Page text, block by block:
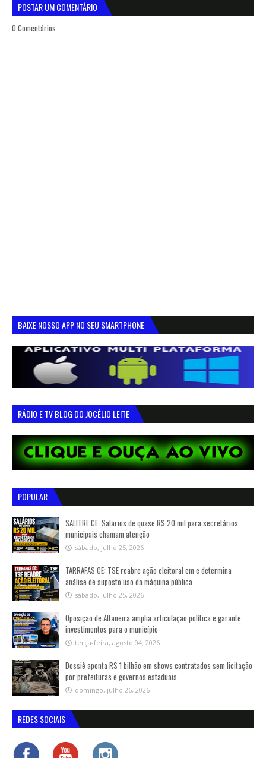
POSTAR UM COMENTÁRIO
0 Comentários
BAIXE NOSSO APP NO SEU SMARTPHONE
RÁDIO E TV BLOG DO JOCÉLIO LEITE
POPULAR
SALITRE CE: Salários de quase R$ 20 mil para secretários
municipais chamam atenção
sábado, julho 25, 2026
TARRAFAS CE: TSE reabre ação eleitoral em e determina
análise de suposto uso da máquina pública
sábado, julho 25, 2026
Oposição de Altaneira amplia articulação política e garante
investimentos para o município
terça-feira, agosto 04, 2026
Dossiê aponta R$ 1 bilhão em shows contratados sem licitação
por prefeituras e governos estaduais
domingo, julho 26, 2026
REDES SOCIAIS